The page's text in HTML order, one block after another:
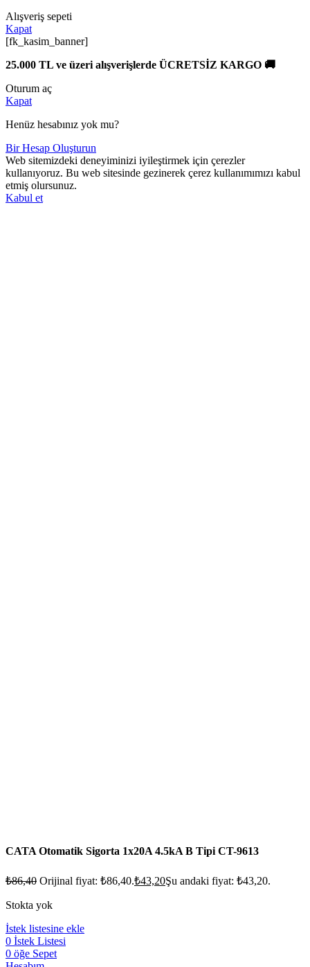
Alışveriş sepeti
Kapat
[fk_kasim_banner]
25.000 TL ve üzeri alışverişlerde ÜCRETSİZ KARGO 🚚
Oturum aç
Kapat
Henüz hesabınız yok mu?
Bir Hesap Oluşturun
Web sitemizdeki deneyiminizi iyileştirmek için çerezler
kullanıyoruz. Bu web sitesinde gezinerek çerez kullanımımızı kabul
etmiş olursunuz.
Kabul et
CATA Otomatik Sigorta 1x20A 4.5kA B Tipi CT-9613
₺86,40 Orijinal fiyat: ₺86,40.₺43,20Şu andaki fiyat: ₺43,20.
Stokta yok
İstek listesine ekle
0 İstek Listesi
0 öğe Sepet